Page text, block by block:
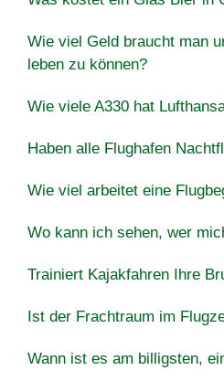
Wie viel Geld braucht man
leben zu können?
Wie viele A330 hat
Haben alle Flughafen
Wie viel arbeitet eine
Wo kann ich sehen, wer
Trainiert Kajakfahren Ihre
Ist der Frachtraum im
Wann ist es am billigsten,